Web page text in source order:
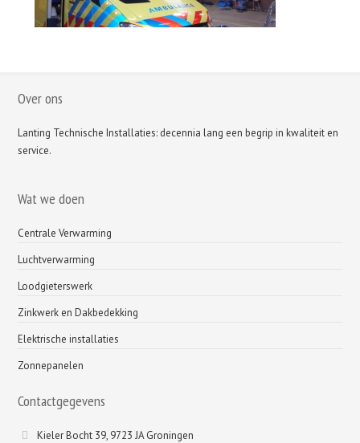
Over ons
Lanting Technische Installaties: decennia lang een begrip in kwaliteit en
service.
Wat we doen
Centrale Verwarming
Luchtverwarming
Loodgieterswerk
Zinkwerk en Dakbedekking
Elektrische installaties
Zonnepanelen
Contactgegevens
Kieler Bocht 39, 9723 JA Groningen